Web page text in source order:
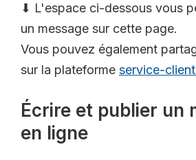
⬇ L'espace ci-dessous vous
un message sur cette page.
Vous pouvez également
sur la plateforme service-
Écrire et publier un
en ligne